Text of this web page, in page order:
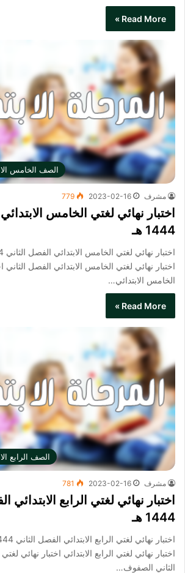
Read More »
الصف الخامس
مشرف 2023-02-16
779
اختبار نهائي لغتي الخامس
1444 هـ
اختبار نهائي لغتي الخامس الابتدائي الفصل الثاني​
الخامس الابتدائي…
Read More »
الصف الرابع
مشرف 2023-02-16
781
اختبار نهائي لغتي الرابع الابتدائي
1444 هـ
اختبار نهائي لغتي الرابع الابتدائي​ اختبار نهائي
الثاني الصفوف…